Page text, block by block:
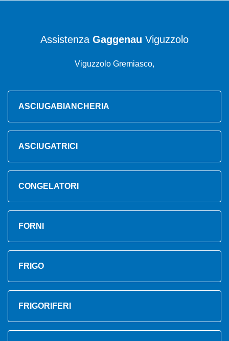
Assistenza Gaggenau Viguzzolo
Viguzzolo Gremiasco,
ASCIUGABIANCHERIA
ASCIUGATRICI
CONGELATORI
FORNI
FRIGO
FRIGORIFERI